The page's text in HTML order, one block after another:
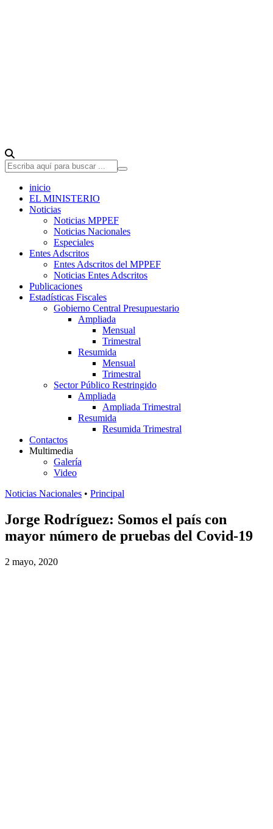
inicio
EL MINISTERIO
Noticias
Noticias MPPEF
Noticias Nacionales
Especiales
Entes Adscritos
Entes Adscritos del MPPEF
Noticias Entes Adscritos
Publicaciones
Estadísticas Fiscales
Gobierno Central Presupuestario
Ampliada
Mensual
Trimestral
Resumida
Mensual
Trimestral
Sector Público Restringido
Ampliada
Ampliada Trimestral
Resumida
Resumida Trimestral
Contactos
Multimedia
Galería
Video
Noticias Nacionales • Principal
Jorge Rodríguez: Somos el país con
mayor número de pruebas del Covid-19
2 mayo, 2020